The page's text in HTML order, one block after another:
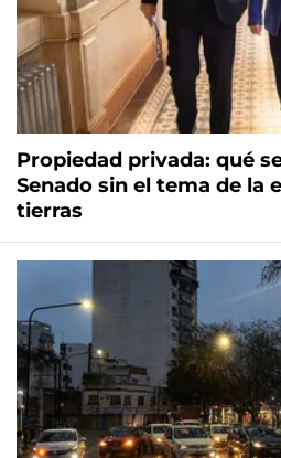
Propiedad privada: qué
Senado sin el tema de la
tierras